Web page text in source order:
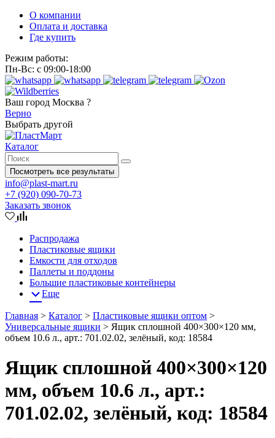
О компании
Оплата и доставка
Где купить
Режим работы:
Пн-Вс: с 09:00-18:00
Ваш город Москва ?
Верно
Выбрать другой
Каталог
Посмотреть все результаты
info@plast-mart.ru
+7 (920) 090-70-73
Заказать звонок
Распродажа
Пластиковые ящики
Емкости для отходов
Паллеты и поддоны
Большие пластиковые контейнеры
Еще
Главная > Каталог > Пластиковые ящики оптом >
Универсальные ящики > Ящик сплошной 400×300×120 мм,
объем 10.6 л., арт.: 701.02.02, зелёный, код: 18584
Ящик сплошной 400×300×120
мм, объем 10.6 л., арт.:
701.02.02, зелёный, код: 18584